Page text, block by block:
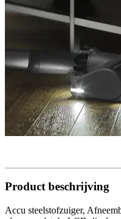
Product beschrijving
Accu steelstofzuiger,